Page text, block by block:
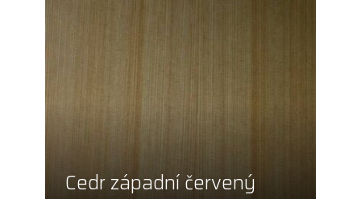
Cedr západní červený